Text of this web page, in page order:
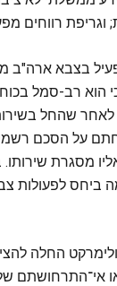
וגריפת רווחים
הוא רב-סמל
2023. עשור לאחר שהחל
על הסכם
מסגרת
ביחס לפעולות
החלה
של